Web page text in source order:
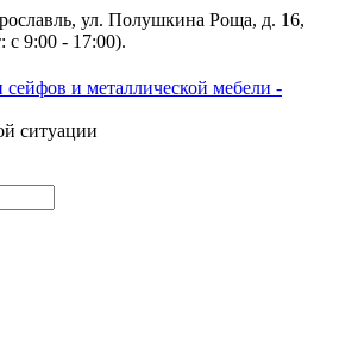
ул. Полушкина Роща, д. 16,
с 9:00 - 17:00).
ситуации